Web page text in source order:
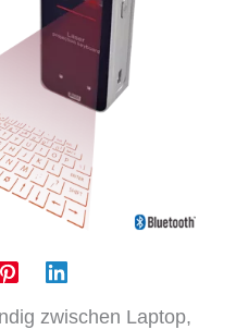
zwischen Laptop,